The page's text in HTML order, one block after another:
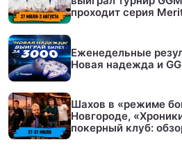
проходит серия
Еженедельные
Новая надежда и
Шахов в «режиме
Новгороде,
покерный клуб: